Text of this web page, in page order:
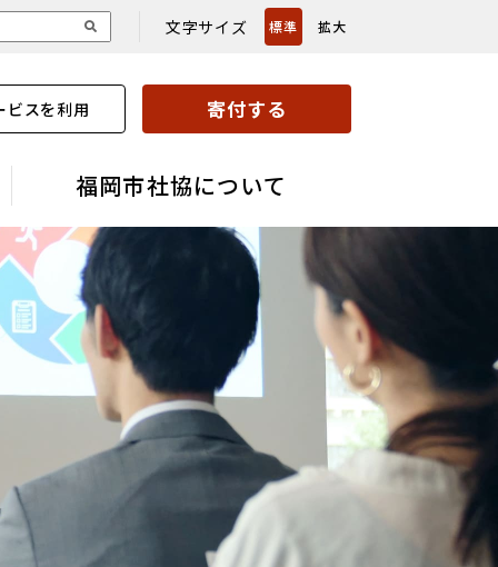
文字サイズ 標準 拡大
ビスを利用 寄付する
福岡市社協について